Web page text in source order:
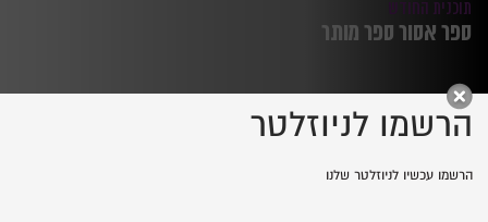
תוכנית החודש
ספר אסור ספר מותר
הרשמו לניוזלטר
הרשמו עכשיו לניוזלטר שלנו